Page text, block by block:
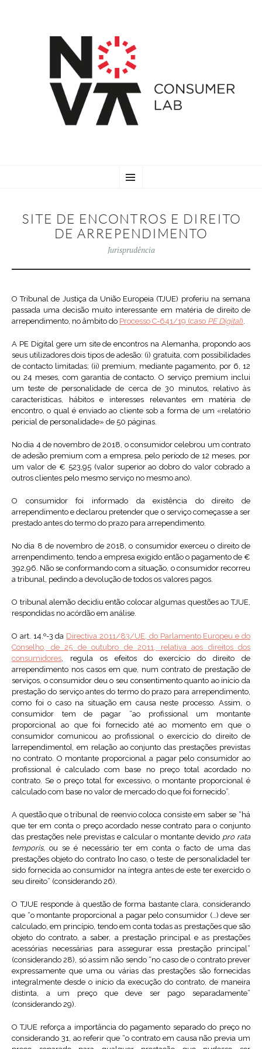
TO
SITE DE ENCONTROS E DIREITO
DE ARREPENDIMENTO
Jurisprudência
O Tribunal de Justiça da União Europeia (TJUE) proferiu na semana
passada uma decisão muito interessante em matéria de direito de
arrependimento, no âmbito do Processo C-641/19 (caso PE Digital).
A PE Digital gere um site de encontros na Alemanha, propondo aos
seus utilizadores dois tipos de adesão: (i) gratuita, com possibilidades
de contacto limitadas; (ii) premium, mediante pagamento, por 6, 12
ou 24 meses, com garantia de contacto. O serviço premium inclui
um teste de personalidade de cerca de 30 minutos, relativo às
características, hábitos e interesses relevantes em matéria de
encontro, o qual é enviado ao cliente sob a forma de um «relatório
pericial de personalidade» de 50 páginas.
No dia 4 de novembro de 2018, o consumidor celebrou um contrato
de adesão premium com a empresa, pelo período de 12 meses, por
um valor de € 523,95 (valor superior ao dobro do valor cobrado a
outros clientes pelo mesmo serviço no mesmo ano).
O consumidor foi informado da existência do direito de
arrependimento e declarou pretender que o serviço começasse a ser
prestado antes do termo do prazo para arrependimento.
No dia 8 de novembro de 2018, o consumidor exerceu o direito de
arrenpendimento, tendo a empresa exigido então o pagamento de €
392,96. Não se conformando com a situação, o consumidor recorreu
a tribunal, pedindo a devolução de todos os valores pagos.
O tribunal alemão decidiu então colocar algumas questões ao TJUE,
respondidas no acórdão em análise.
O art. 14.º-3 da Directiva 2011/83/UE, do Parlamento Europeu e do
Conselho, de 25 de outubro de 2011, relativa aos direitos dos
consumidores, regula os efeitos do exercício do direito de
arrependimento nos casos em que, num contrato de prestação de
serviços, o consumidor deu o seu consentimento quanto ao início da
prestação do serviço antes do termo do prazo para arrependimento,
como foi o caso na situação em causa neste processo. Assim, o
consumidor tem de pagar “ao profissional um montante
proporcional ao que foi fornecido até ao momento em que o
consumidor comunicou ao profissional o exercício do direito de
[arrependimento], em relação ao conjunto das prestações previstas
no contrato. O montante proporcional a pagar pelo consumidor ao
profissional é calculado com base no preço total acordado no
contrato. Se o preço total for excessivo, o montante proporcional é
calculado com base no valor de mercado do que foi fornecido”.
A questão que o tribunal de reenvio coloca consiste em saber se “há
que ter em conta o preço acordado nesse contrato para o conjunto
das prestações nele previstas e calcular o montante devido pro rata
temporis, ou se é necessário ter em conta o facto de uma das
prestações objeto do contrato [no caso, o teste de personalidade] ter
sido fornecida ao consumidor na íntegra antes de este ter exercido o
seu direito” (considerando 26).
O TJUE responde à questão de forma bastante clara, considerando
que “o montante proporcional a pagar pelo consumidor (…) deve ser
calculado, em princípio, tendo em conta todas as prestações que são
objeto do contrato, a saber, a prestação principal e as prestações
acessórias necessárias para assegurar essa prestação principal”
(considerando 28), só assim não sendo “no caso de o contrato prever
expressamente que uma ou várias das prestações são fornecidas
integralmente desde o início da execução do contrato, de maneira
distinta, a um preço que deve ser pago separadamente”
(considerando 29).
O TJUE reforça a importância do pagamento separado do preço no
considerando 31, ao referir que “o contrato em causa não previa um